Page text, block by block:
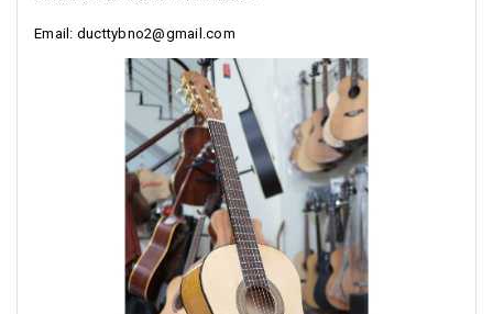
Email: ducttybno2@gmail.com